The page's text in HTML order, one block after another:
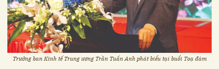
Trưởng ban Kinh tế Trung ương Trần Tuấn Anh phát biểu tại buổi Toạ đàm